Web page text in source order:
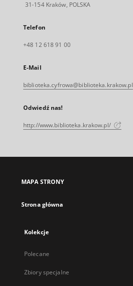
31-154 Kraków, POLSKA
Telefon
+48 12 618 91 00
E-Mail
biblioteka.cyfrowa@biblioteka.krakow.pl
Odwiedź nas!
http://www.biblioteka.krakow.pl/
MAPA STRONY
Strona główna
Kolekcje
Polecane
Zbiory specjalne